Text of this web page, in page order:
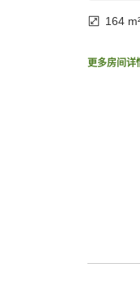
164
更多房间详